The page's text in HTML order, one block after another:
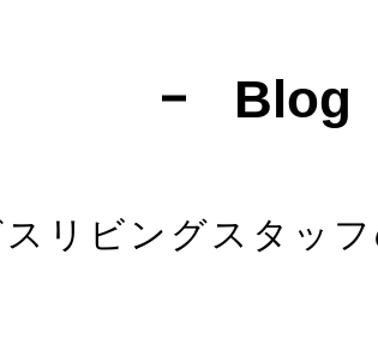
Blog
リビングスタッフ